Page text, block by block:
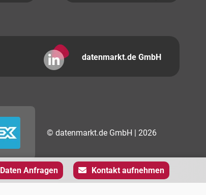
datenmarkt.de GmbH
© datenmarkt.de GmbH | 2026
Daten Anfragen Kontakt aufnehmen